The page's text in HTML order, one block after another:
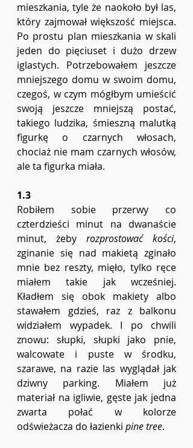
mieszkania, tyle że naokoło był las,
który zajmował większość miejsca.
Po prostu plan mieszkania w skali
jeden do pięciuset i dużo drzew
iglastych. Potrzebowałem jeszcze
mniejszego domu w swoim domu,
czegoś, w czym mógłbym umieścić
swoją jeszcze mniejszą postać,
takiego ludzika, śmieszną malutką
figurkę o czarnych włosach,
chociaż nie mam czarnych włosów,
ale ta figurka miała.
1.3
Robiłem sobie przerwy co
czterdzieści minut na dwanaście
minut, żeby rozprostować kości,
zginanie się nad makietą zginało
mnie bez reszty, mięło, tylko ręce
miałem takie jak wcześniej.
Kładłem się obok makiety albo
stawałem gdzieś, raz z balkonu
widziałem wypadek. I po chwili
znowu: słupki, słupki jako pnie,
walcowate i puste w środku,
szarawe, na razie las wyglądał jak
dziwny parking. Miałem już
materiał na igliwie, gęste jak jedna
zwarta połać w kolorze
odświeżacza do łazienki pine tree.